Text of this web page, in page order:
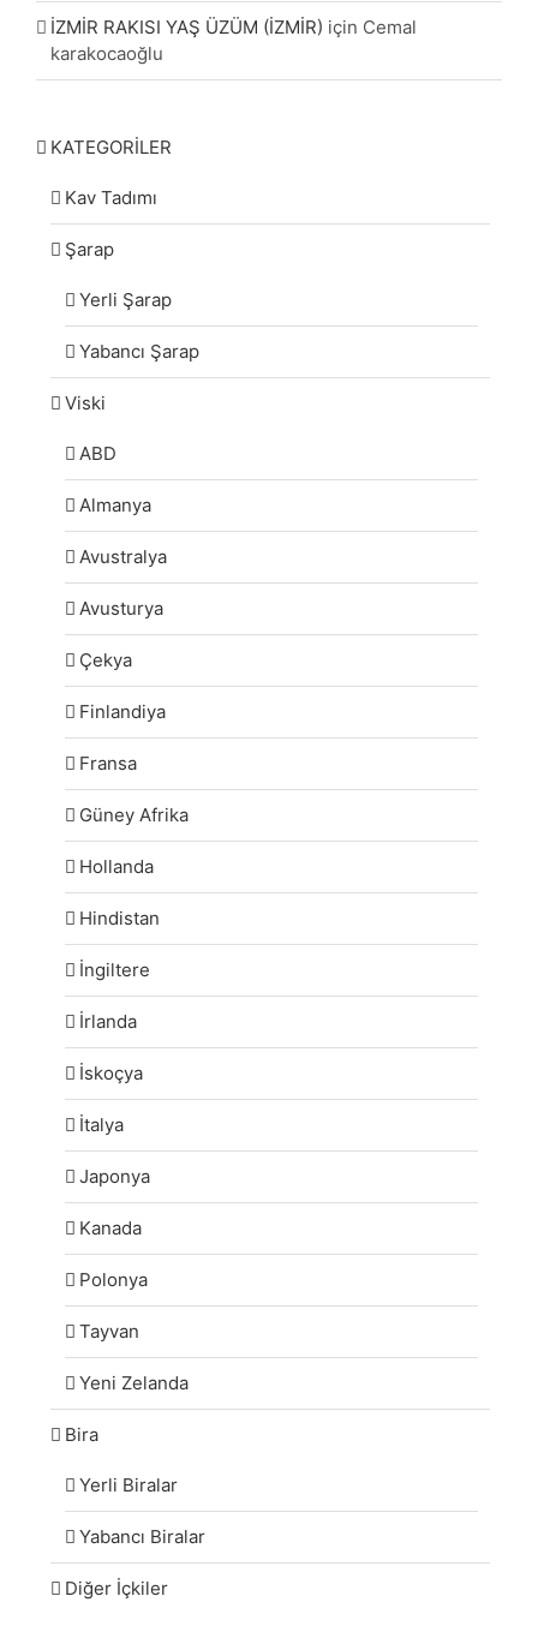
İZMİR RAKISI YAŞ ÜZÜM (İZMİR) için Cemal
karakocaoğlu
KATEGORİLER
Kav Tadımı
Şarap
Yerli Şarap
Yabancı Şarap
Viski
ABD
Almanya
Avustralya
Avusturya
Çekya
Finlandiya
Fransa
Güney Afrika
Hollanda
Hindistan
İngiltere
İrlanda
İskoçya
İtalya
Japonya
Kanada
Polonya
Tayvan
Yeni Zelanda
Bira
Yerli Biralar
Yabancı Biralar
Diğer İçkiler